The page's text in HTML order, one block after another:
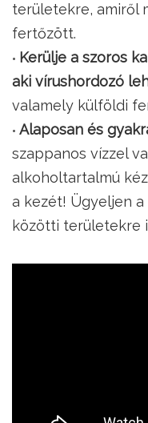
területekre, amiről
fertőzött.
Kerülje a szoros
aki vírushordozó
valamely külföldi
Alaposan és
szappanos vízzel
alkoholtartalmú
a kezét! Ügyeljen a
közötti területekre